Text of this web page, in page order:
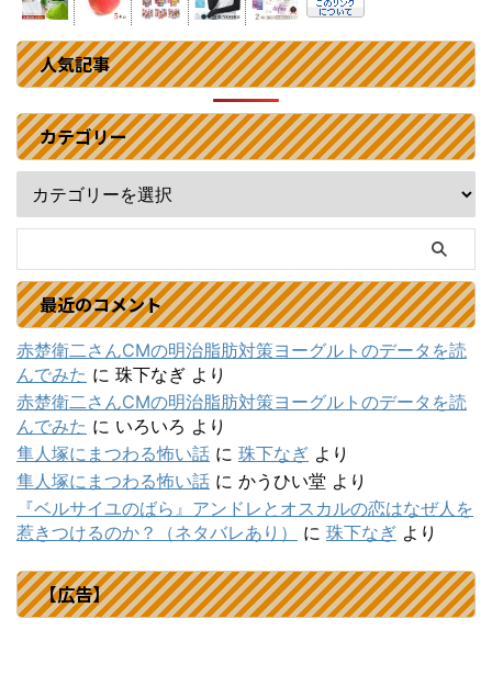
人気記事
カテゴリー
最近のコメント
赤楚衛二さんCMの明治脂肪対策ヨーグルトのデータを読
んでみた に 珠下なぎ より
赤楚衛二さんCMの明治脂肪対策ヨーグルトのデータを読
んでみた に いろいろ より
隼人塚にまつわる怖い話 に 珠下なぎ より
隼人塚にまつわる怖い話 に かうひい堂 より
『ベルサイユのばら』アンドレとオスカルの恋はなぜ人を
惹きつけるのか？（ネタバレあり）
に 珠下なぎ より
【広告】